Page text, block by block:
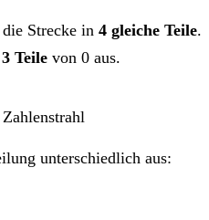
Strecke in 4 gleiche Teile.
3 Teile von 0 aus.
unterschiedlich aus: